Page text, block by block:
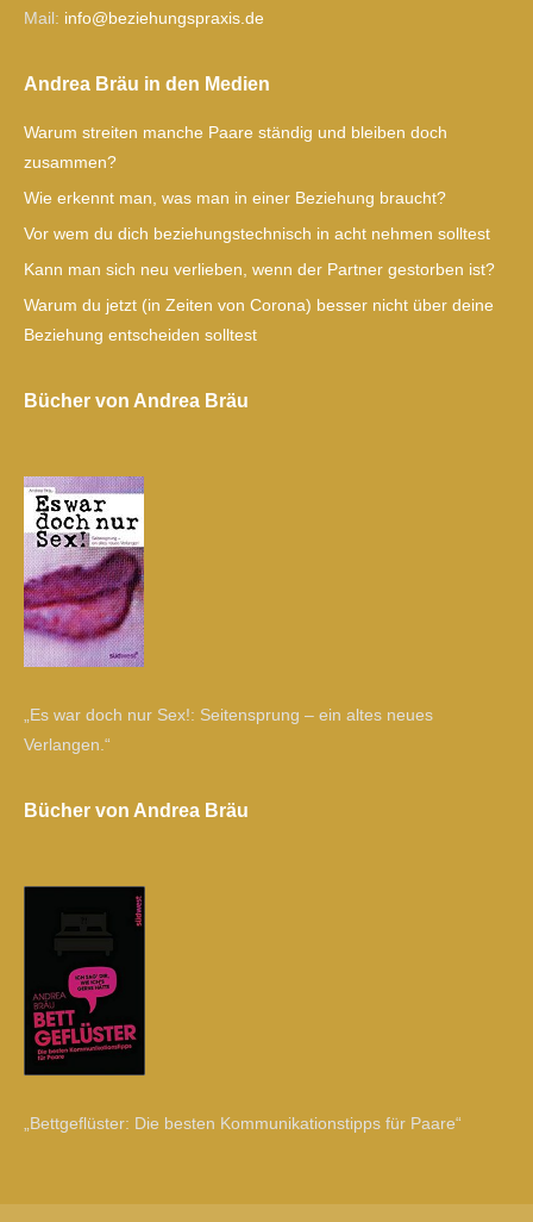
Mail:
ed.si
xarps
gnuhe
izeb@
ofni
Andrea Bräu in den Medien
Warum streiten manche Paare ständig und bleiben doch
zusammen?
Wie erkennt man, was man in einer Beziehung braucht?
Vor wem du dich beziehungstechnisch in acht nehmen solltest
Kann man sich neu verlieben, wenn der Partner gestorben ist?
Warum du jetzt (in Zeiten von Corona) besser nicht über deine
Beziehung entscheiden solltest
Bücher von Andrea Bräu
„Es war doch nur Sex!: Seitensprung – ein altes neues
Verlangen.“
Bücher von Andrea Bräu
„Bettgeflüster: Die besten Kommunikationstipps für Paare“